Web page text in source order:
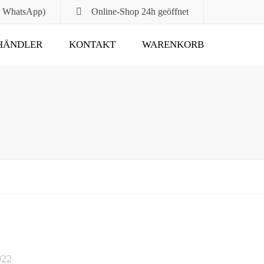
WhatsApp) Online-Shop 24h geöffnet
Submit
KONTAKT WARENKORB